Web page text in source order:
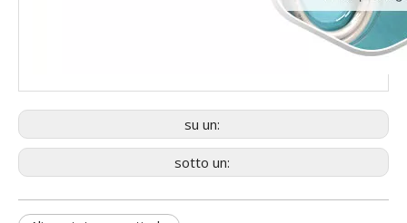
su un:
sotto un: